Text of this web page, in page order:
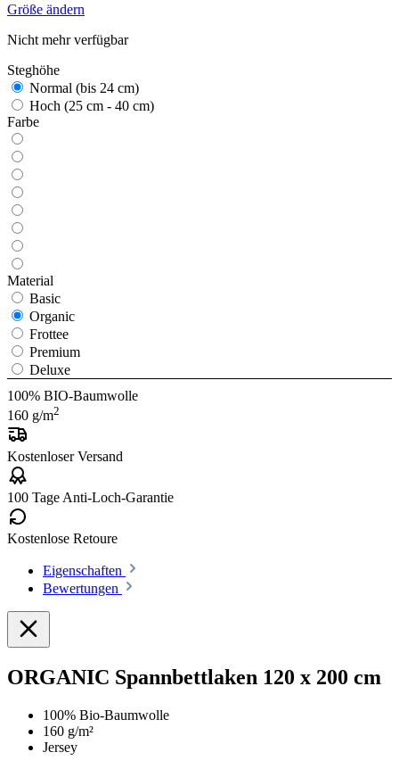
Größe ändern
Nicht mehr verfügbar
Steghöhe
Normal (bis 24 cm)
Hoch (25 cm - 40 cm)
Farbe
Material
Basic
Organic
Frottee
Premium
Deluxe
100% BIO-Baumwolle
160 g/m2
Kostenloser Versand
100 Tage Anti-Loch-Garantie
Kostenlose Retoure
Eigenschaften
Bewertungen
ORGANIC Spannbettlaken 120 x 200 cm
100% Bio-Baumwolle
160 g/m²
Jersey